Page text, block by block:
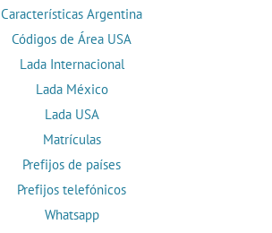
Características Argentina
Códigos de Área USA
Lada Internacional
Lada México
Lada USA
Matrículas
Prefijos de países
Prefijos telefónicos
Whatsapp